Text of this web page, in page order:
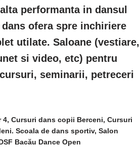
performanta in dansul
ofera spre inchiriere
utilate. Saloane (vestiare,
si video, etc) pentru
seminarii, petreceri
Cursuri dans copii Berceni, Cursuri
Scoala de dans sportiv, Salon
Bacău Dance Open